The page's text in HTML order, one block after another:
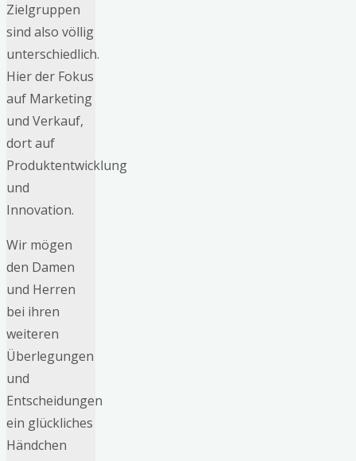
Zielgruppen
sind also völlig
unterschiedlich.
Hier der Fokus
auf Marketing
und Verkauf,
dort auf
Produktentwicklung
und
Innovation.
Wir mögen
den Damen
und Herren
bei ihren
weiteren
Überlegungen
und
Entscheidungen
ein glückliches
Händchen